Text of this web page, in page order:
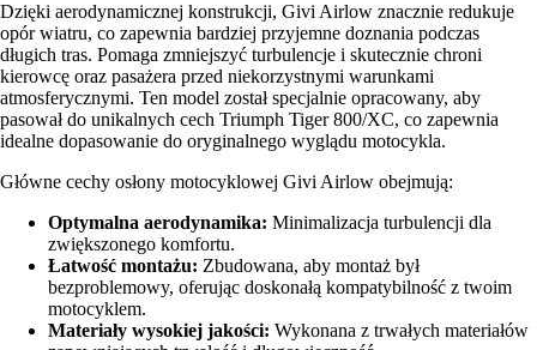
Dzięki aerodynamicznej konstrukcji, Givi Airlow znacznie redukuje
opór wiatru, co zapewnia bardziej przyjemne doznania podczas
długich tras. Pomaga zmniejszyć turbulencje i skutecznie chroni
kierowcę oraz pasażera przed niekorzystnymi warunkami
atmosferycznymi. Ten model został specjalnie opracowany, aby
pasował do unikalnych cech Triumph Tiger 800/XC, co zapewnia
idealne dopasowanie do oryginalnego wyglądu motocykla.
Główne cechy osłony motocyklowej Givi Airlow obejmują:
Optymalna aerodynamika: Minimalizacja turbulencji dla
zwiększonego komfortu.
Łatwość montażu: Zbudowana, aby montaż był
bezproblemowy, oferując doskonałą kompatybilność z twoim
motocyklem.
Materiały wysokiej jakości: Wykonana z trwałych materiałów